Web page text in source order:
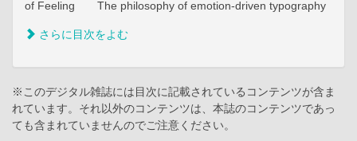
of Feeling The philosophy of emotion-driven typography
さらに目次をよむ
※このデジタル雑誌には目次に記載されているコンテンツが含ま
れています。それ以外のコンテンツは、本誌のコンテンツであっ
ても含まれていませんのでご注意ください。